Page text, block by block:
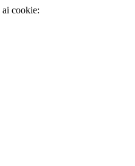
ai cookie: